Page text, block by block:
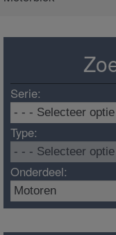
Serie:
Type:
Onderdeel: